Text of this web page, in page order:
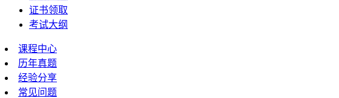
证书领取
考试大纲
课程中心
历年真题
经验分享
常见问题